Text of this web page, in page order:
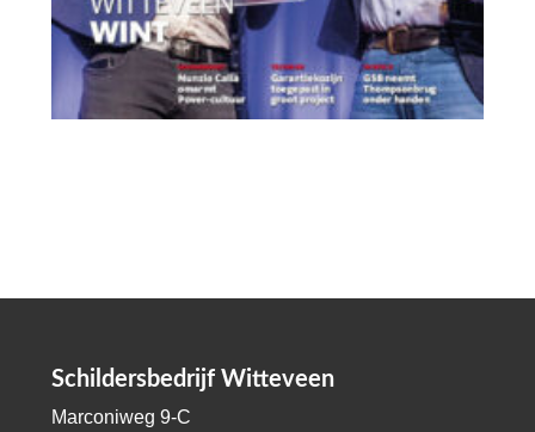
Schildersbedrijf Witteveen
Marconiweg 9-C